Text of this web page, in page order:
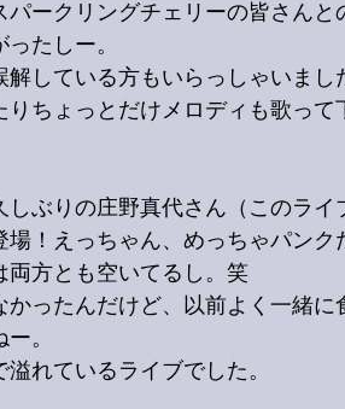
ークリングチェリーの皆さんと
たしー。
している方もいらっしゃいま
ちょっとだけメロディも歌って
しぶりの庄野真代さん（このラ
！えっちゃん、めっちゃパン
方とも空いてるし。笑
ったんだけど、以前よく一緒
。
れているライブでした。